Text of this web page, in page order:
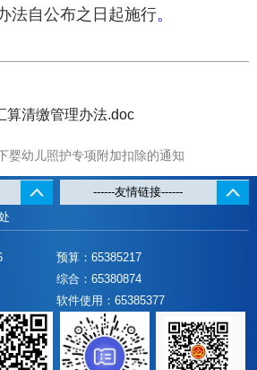
法自公布之日起施行。
算清缴管理办法.doc
婴幼儿照护专项附加扣除的通知
预算：65385217
综合：65380874
软件使用：65385377